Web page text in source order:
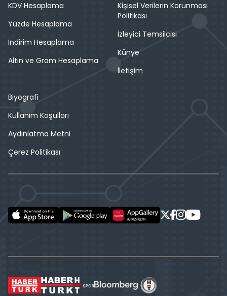
KDV Hesaplama
Yüzde Hesaplama
İndirim Hesaplama
Altın ve Gram Hesaplama
Kişisel Verilerin Korunması
Politikası
İzleyici Temsilcisi
Künye
İletişim
Biyografi
Kullanım Koşulları
Aydınlatma Metni
Çerez Politikası